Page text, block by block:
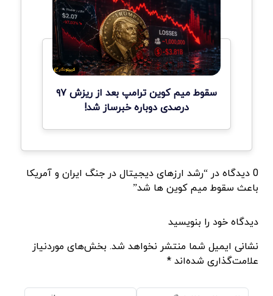
سقوط میم کوین ترامپ بعد از ریزش ۹۷
درصدی دوباره خبرساز شد!
0 دیدگاه در “رشد ارزهای دیجیتال در جنگ ایران و آمریکا
باعث سقوط میم کوین ها شد”
دیدگاه خود را بنویسید
نشانی ایمیل شما منتشر نخواهد شد. بخش‌های موردنیاز
علامت‌گذاری شده‌اند *